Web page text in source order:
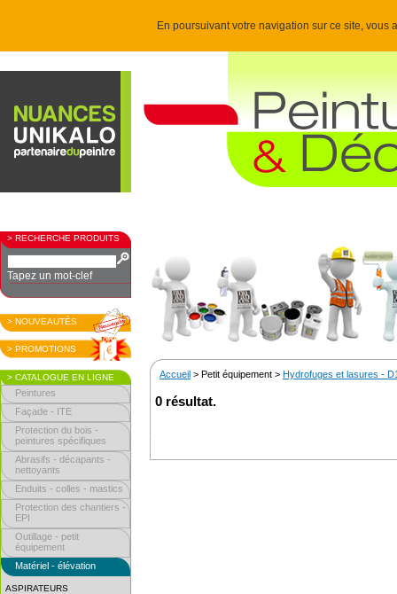
En poursuivant votre navigation sur ce site,
> RECHERCHE PRODUITS
Tapez un mot-clef
> NOUVEAUTÉS
> PROMOTIONS
> CATALOGUE EN LIGNE
Peintures
Façade - ITE
Protection du bois -
peintures spécifiques
Abrasifs - décapants -
nettoyants
Enduits - colles - mastics
Protection des chantiers -
EPI
Outillage - petit
équipement
Matériel - élévation
ASPIRATEURS
Accueil > Petit équipement > Hydrofuges et lasures -
0 résultat.